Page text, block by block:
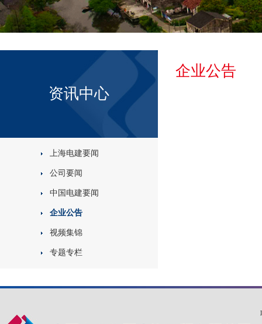
资讯中心
上海电建要闻
公司要闻
中国电建要闻
企业公告
视频集锦
专题专栏
企业公告